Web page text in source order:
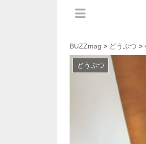
BUZZmag > どうぶつ >
どうぶつ